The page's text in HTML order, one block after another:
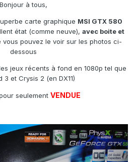
Bonjour à tous,
carte graphique MSI GTX 580
état (comme neuve), avec boite et
vous pouvez le voir sur les photos ci-
dessous
jeux récents à fond en 1080p tel que
3 et Crysis 2 (en DX11)
seulement VENDUE